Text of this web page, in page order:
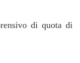
di quota di